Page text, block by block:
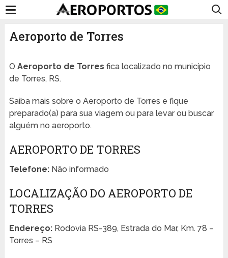
Aeroporto de Torres
O Aeroporto de Torres fica localizado no município
de Torres, RS.
Saiba mais sobre o Aeroporto de Torres e fique
preparado(a) para sua viagem ou para levar ou buscar
alguém no aeroporto.
AEROPORTO DE TORRES
Telefone:Não informado
LOCALIZAÇÃO DO AEROPORTO DE
TORRES
Endereço:Rodovia RS-389, Estrada do Mar, Km. 78 –
Torres – RS